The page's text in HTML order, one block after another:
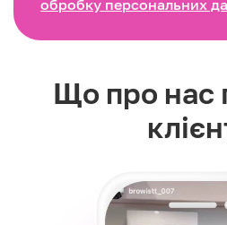
обробку персональних
Що про нас